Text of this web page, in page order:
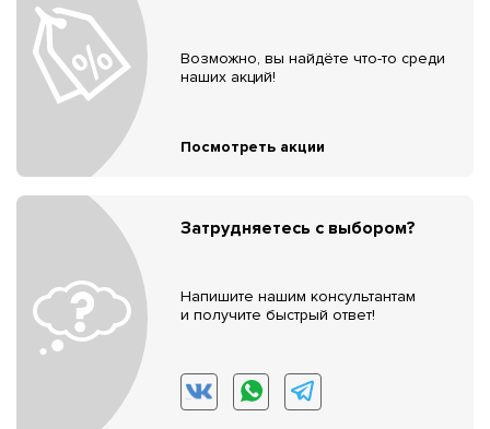
Возможно, вы найдёте что-то среди
наших акций!
Посмотреть акции
Затрудняетесь с выбором?
Напишите нашим консультантам
и получите быстрый ответ!